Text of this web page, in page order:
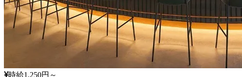
時給1,250円～